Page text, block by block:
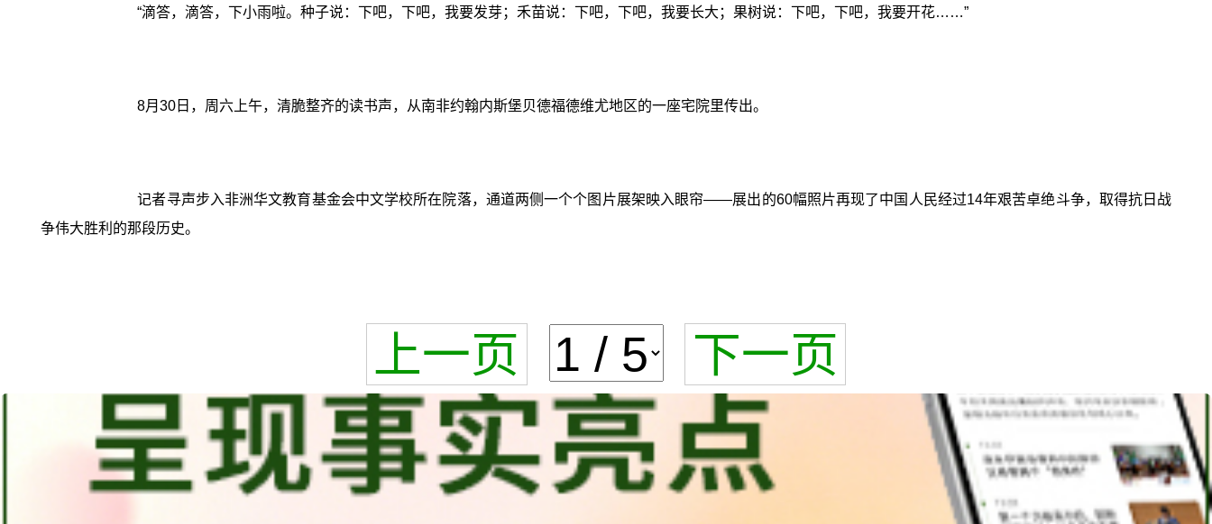
“滴答，滴答，下小雨啦。种子说：下吧，下吧，我要发芽；禾苗说：下吧，下吧，我要长大；果树说：下吧，下吧，我要开花……”
8月30日，周六上午，清脆整齐的读书声，从南非约翰内斯堡贝德福德维尤地区的一座宅院里传出。
记者寻声步入非洲华文教育基金会中文学校所在院落，通道两侧一个个图片展架映入眼帘——展出的60幅照片再现了中国人民经过14年艰苦卓绝斗争，取得抗日战
争伟大胜利的那段历史。
上一页 下一页